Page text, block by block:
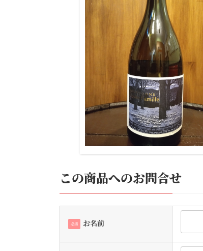
この商品へのお問合せ
必須 お名前